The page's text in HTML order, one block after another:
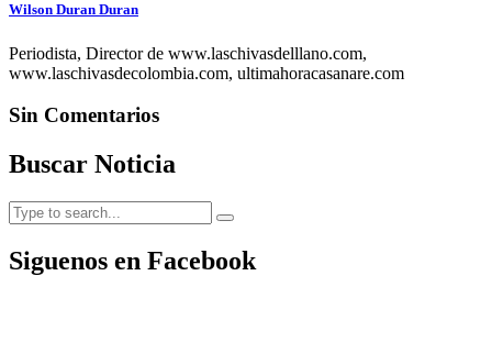
Wilson Duran Duran
Periodista, Director de www.laschivasdelllano.com,
www.laschivasdecolombia.com, ultimahoracasanare.com
Sin Comentarios
Buscar Noticia
Siguenos en Facebook